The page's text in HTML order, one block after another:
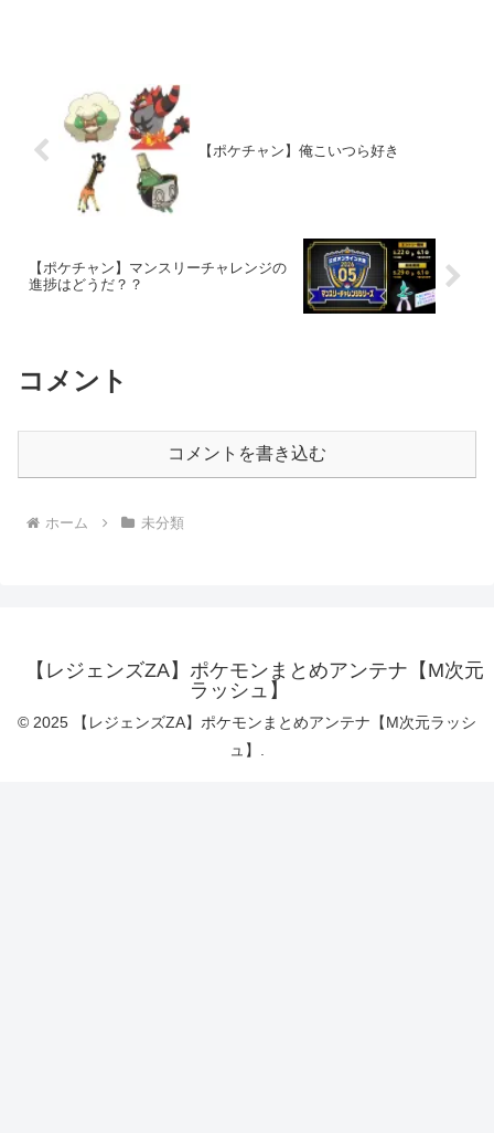
【ポケチャン】俺こいつら好き
【ポケチャン】マンスリーチャレンジの
進捗はどうだ？？
コメント
コメントを書き込む
ホーム 未分類
【レジェンズZA】ポケモンまとめアンテナ【M次元
ラッシュ】
© 2025 【レジェンズZA】ポケモンまとめアンテナ【M次元ラッシ
ュ】.